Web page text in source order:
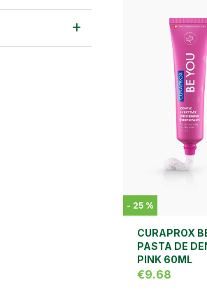
- 25 %
CURAPROX
PASTA DE
PINK 60ML
€9.68